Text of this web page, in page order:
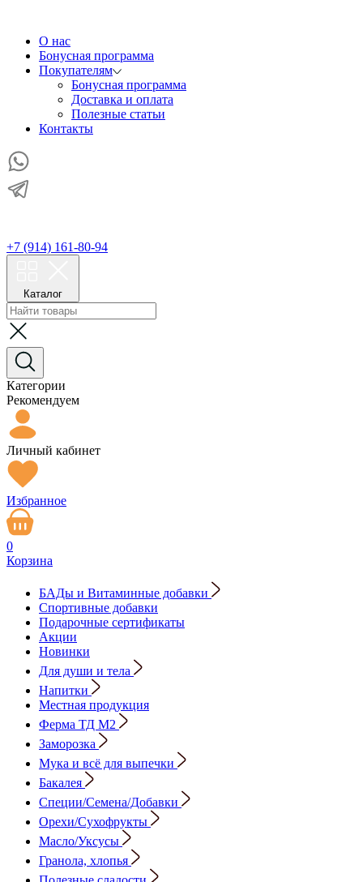
О нас
Бонусная программа
Покупателям
Бонусная программа
Доставка и оплата
Полезные статьи
Контакты
+7 (914) 161-80-94
Каталог
Категории
Рекомендуем
Личный кабинет
Избранное
0
Корзина
БАДы и Витаминные добавки
Спортивные добавки
Подарочные сертификаты
Акции
Новинки
Для души и тела
Напитки
Местная продукция
Ферма ТД М2
Заморозка
Мука и всё для выпечки
Бакалея
Специи/Семена/Добавки
Орехи/Сухофрукты
Масло/Уксусы
Гранола, хлопья